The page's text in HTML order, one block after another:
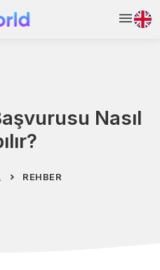
Nasıl
REHBER